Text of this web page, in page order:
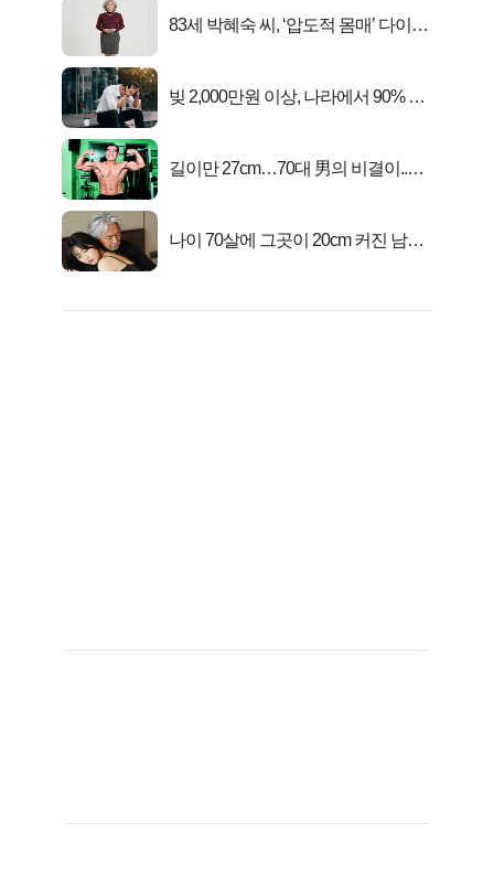
83세 박혜숙 씨, ‘압도적 몸매’ 다이어
빚 2,000만원 이상, 나라에서 90% 갚
길이만 27cm…70대 男의 비결이..충
나이 70살에 그곳이 20cm 커진 남자..